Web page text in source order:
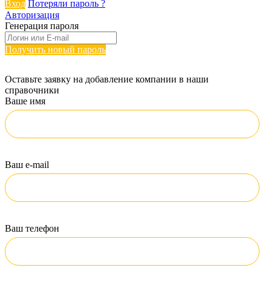
Вход Потеряли пароль ?
Авторизация
Генерация пароля
Получить новый пароль
Оставьте заявку на добавление компании в наши
справочники
Ваше имя
Ваш e-mail
Ваш телефон